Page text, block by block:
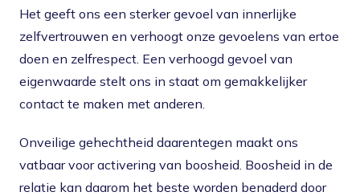
Het geeft ons een sterker gevoel van innerlijke
zelfvertrouwen en verhoogt onze gevoelens van ertoe
doen en zelfrespect. Een verhoogd gevoel van
eigenwaarde stelt ons in staat om gemakkelijker
contact te maken met anderen.
Onveilige gehechtheid daarentegen maakt ons
vatbaar voor activering van boosheid. Boosheid in de
relatie kan daarom het beste worden benaderd door